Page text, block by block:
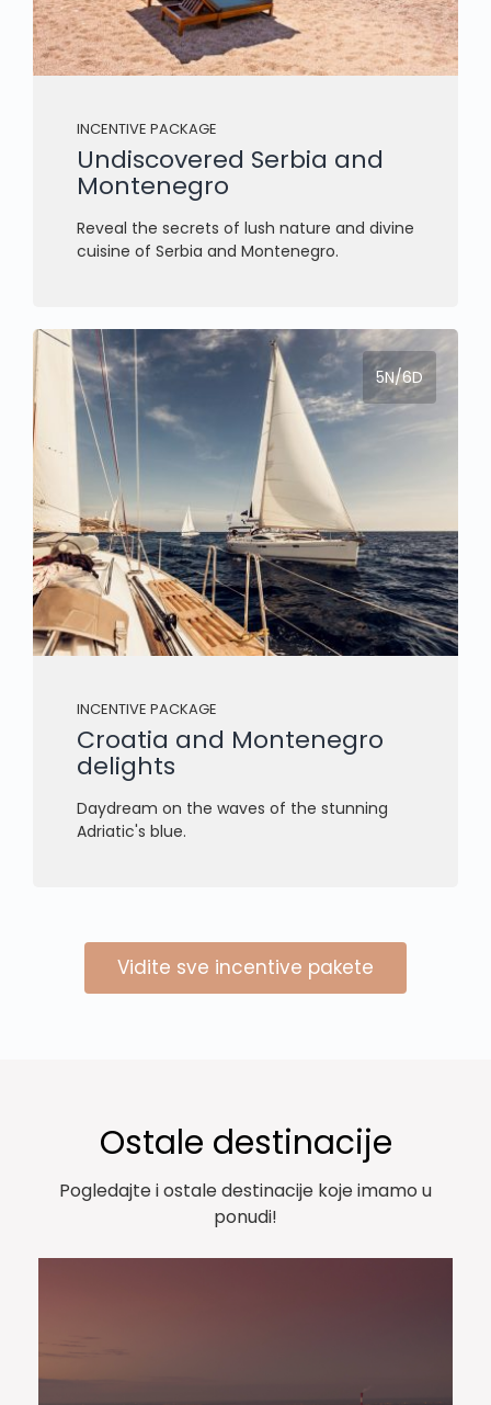
INCENTIVE PACKAGE
Undiscovered Serbia and
Montenegro
Reveal the secrets of lush nature and divine
cuisine of Serbia and Montenegro.
5N/6D
INCENTIVE PACKAGE
Croatia and Montenegro
delights
Daydream on the waves of the stunning
Adriatic's blue.
Vidite sve incentive pakete
Ostale destinacije
Pogledajte i ostale destinacije koje imamo u
ponudi!